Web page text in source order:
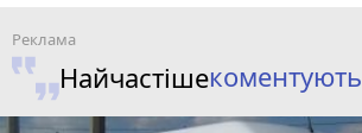
Найчастішекоментують